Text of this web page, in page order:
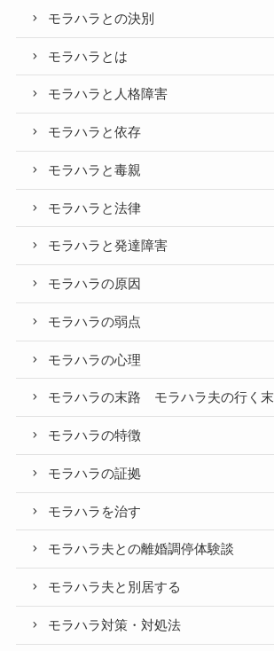
モラハラとの決別
モラハラとは
モラハラと人格障害
モラハラと依存
モラハラと毒親
モラハラと法律
モラハラと発達障害
モラハラの原因
モラハラの弱点
モラハラの心理
モラハラの末路 モラハラ夫の行く末
モラハラの特徴
モラハラの証拠
モラハラを治す
モラハラ夫との離婚調停体験談
モラハラ夫と別居する
モラハラ対策・対処法